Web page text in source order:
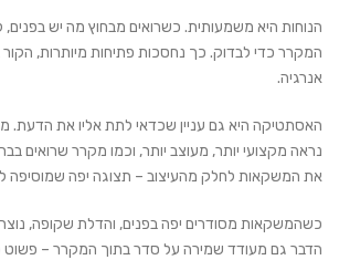
הנוחות היא משמעותית. כשרואים מבחוץ מה יש
המקרר כדי לבדוק. כך נחסכות פתיחות מיותרות,
אנרגיה.
האסתטיקה היא גם עניין שכדאי לתת אליו את הדעת.
נראה מקצועי יותר, מעוצב יותר, וכמו מקרר שרואים
את המשקאות לחלק מהעיצוב – תצוגה יפה שמוסיפה
כשהמשקאות מסודרים יפה בפנים, והדלת שקופה,
הדבר גם מעודד שמירה על סדר בתוך המקרר – פשוט